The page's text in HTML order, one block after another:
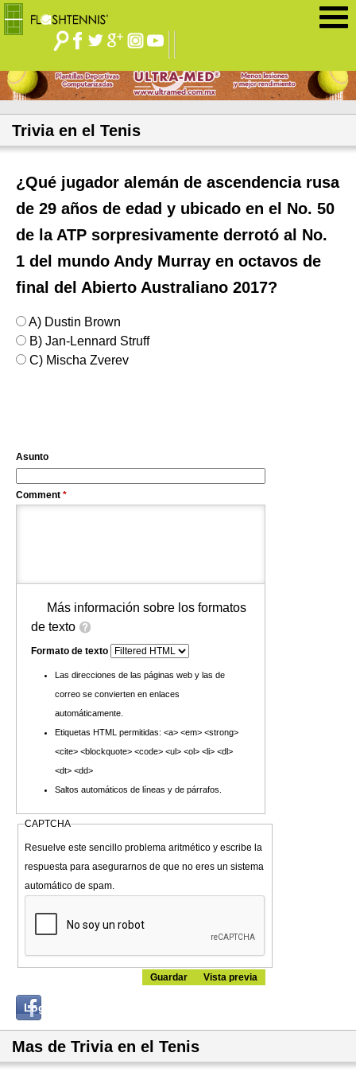
Trivia en el Tenis
¿Qué jugador alemán de ascendencia rusa
de 29 años de edad y ubicado en el No. 50
de la ATP sorpresivamente derrotó al No.
1 del mundo Andy Murray en octavos de
final del Abierto Australiano 2017?
A) Dustin Brown
B) Jan-Lennard Struff
C) Mischa Zverev
Asunto
Comment *
Más información sobre los formatos
de texto
Formato de texto
Las direcciones de las páginas web y las de
correo se convierten en enlaces
automáticamente.
Etiquetas HTML permitidas: <a> <em> <strong>
<cite> <blockquote> <code> <ul> <ol> <li> <dl>
<dt> <dd>
Saltos automáticos de líneas y de párrafos.
CAPTCHA
Resuelve este sencillo problema aritmético y escribe la
respuesta para asegurarnos de que no eres un sistema
automático de spam.
Log in with...
Mas de Trivia en el Tenis